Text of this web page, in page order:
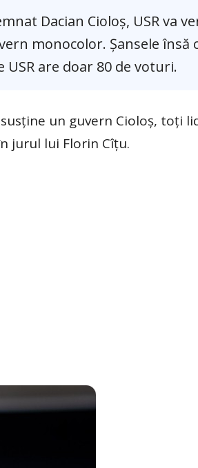
Dacian Cioloș, USR va
monocolor. Șansele însă
are doar 80 de voturi.
un guvern Cioloș, toți
jurul lui Florin Cîțu.